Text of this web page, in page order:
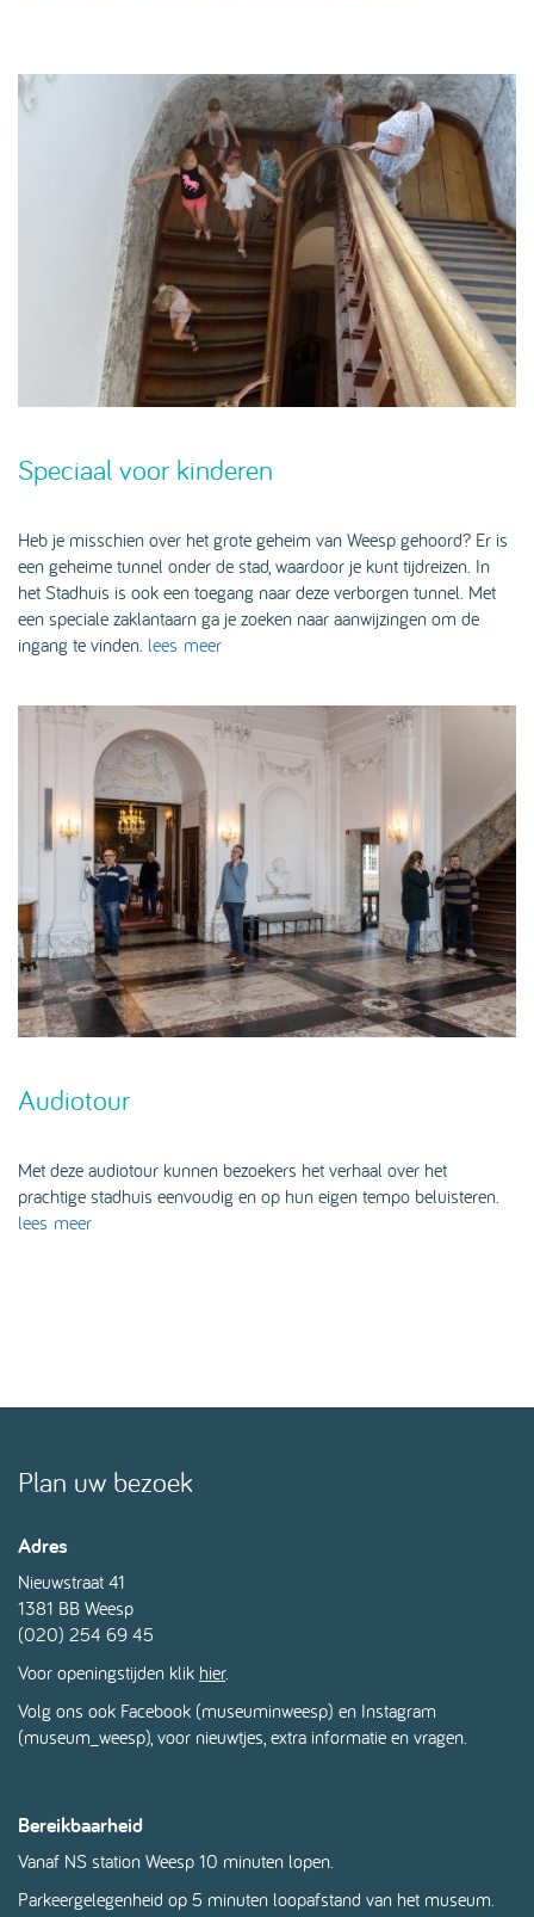
Speciaal voor kinderen
Heb je misschien over het grote geheim van Weesp gehoord? Er is
een geheime tunnel onder de stad, waardoor je kunt tijdreizen. In
het Stadhuis is ook een toegang naar deze verborgen tunnel. Met
een speciale zaklantaarn ga je zoeken naar aanwijzingen om de
ingang te vinden. lees meer
Audiotour
Met deze audiotour kunnen bezoekers het verhaal over het
prachtige stadhuis eenvoudig en op hun eigen tempo beluisteren.
lees meer
Plan uw bezoek
Adres
Nieuwstraat 41
1381 BB Weesp
(020) 254 69 45
Voor openingstijden klik hier.
Volg ons ook Facebook (museuminweesp) en Instagram
(museum_weesp), voor nieuwtjes, extra informatie en vragen.
Bereikbaarheid
Vanaf NS station Weesp 10 minuten lopen.
Parkeergelegenheid op 5 minuten loopafstand van het museum.